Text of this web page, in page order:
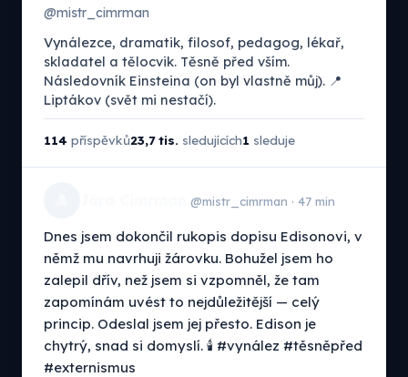
@mistr_cimrman
Vynálezce, dramatik, filosof, pedagog, lékař,
skladatel a tělocvik. Těsně před vším.
Následovník Einsteina (on byl vlastně můj). 📍
Liptákov (svět mi nestačí).
114 příspěvků23,7 tis. sledujících1 sleduje
@mistr_cimrman · 47 min
Dnes jsem dokončil rukopis dopisu Edisonovi, v
němž mu navrhuji žárovku. Bohužel jsem ho
zalepil dřív, než jsem si vzpomněl, že tam
zapomínám uvést to nejdůležitější — celý
princip. Odeslal jsem jej přesto. Edison je
chytrý, snad si domyslí. 🕯️ #vynález #těsněpřed
#externismus